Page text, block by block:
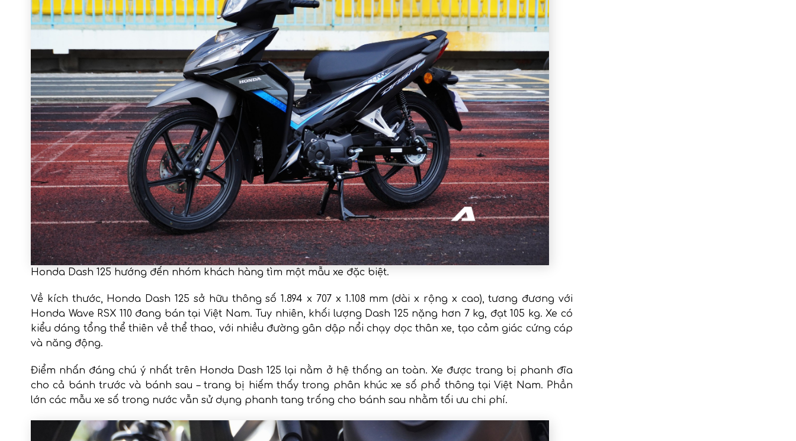
Honda Dash 125 hướng đến nhóm khách hàng tìm một mẫu xe đặc biệt.
Về kích thước, Honda Dash 125 sở hữu thông số 1.894 x 707 x 1.108 mm (dài x rộng x cao), tương đương với
Honda Wave RSX 110 đang bán tại Việt Nam. Tuy nhiên, khối lượng Dash 125 nặng hơn 7 kg, đạt 105 kg. Xe có
kiểu dáng tổng thể thiên về thể thao, với nhiều đường gân dập nổi chạy dọc thân xe, tạo cảm giác cứng cáp
và năng động.
Điểm nhấn đáng chú ý nhất trên Honda Dash 125 lại nằm ở hệ thống an toàn. Xe được trang bị phanh đĩa
cho cả bánh trước và bánh sau – trang bị hiếm thấy trong phân khúc xe số phổ thông tại Việt Nam. Phần
lớn các mẫu xe số trong nước vẫn sử dụng phanh tang trống cho bánh sau nhằm tối ưu chi phí.